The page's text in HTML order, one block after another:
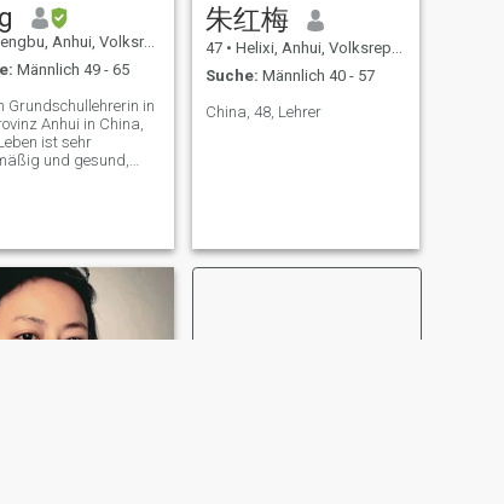
Anhui, Volksrep. China
Männlich 49 - 65
Grundschullehrerin in
Anhui in China,
ist sehr
und gesund,
朱红梅
47 • Helixi, Anhui, Volksrep. China
Suche: Männlich 40 - 57
China, 48, Lehrer